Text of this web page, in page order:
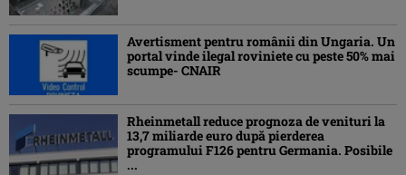
Avertisment pentru românii din Ungaria. Un
portal vinde ilegal roviniete cu peste 50% mai
scumpe- CNAIR
Rheinmetall reduce prognoza de venituri la
13,7 miliarde euro după pierderea
programului F126 pentru Germania. Posibile
...